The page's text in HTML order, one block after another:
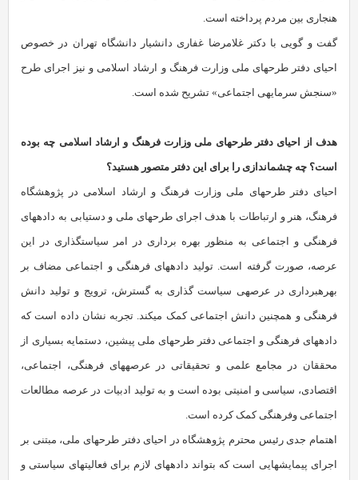
هنجاری بین مردم پرداخته است.
گفت و گویی با دکتر غلامرضا غفاری دانشیار دانشگاه تهران در خصوص
احیای دفتر طرح‏های ملی وزارت فرهنگ و ارشاد اسلامی و نیز اجرای طرح
«سنجش سرمایه‏ی‏ اجتماعی» تشریح شده است.
هدف از احیای دفتر طرح‏های ملی وزارت فرهنگ و ارشاد اسلامی چه بوده
است؟ چه چشم‏اندازی را برای این دفتر متصور هستید؟
احیای دفتر طرح‏های ملی وزارت فرهنگ و ارشاد اسلامی در پژوهشگاه
فرهنگ، هنر و ارتباطات با هدف اجرای طرح‏های ملی و دستیابی به داده‏های
فرهنگی و اجتماعی به منظور بهره برداری در امر سیاست‏گذاری در این
عرصه، صورت گرفته است. تولید داده‏های فرهنگی و اجتماعی مضاف بر
بهره‏برداری در عرصه‏ی سیاست گذاری به گسترش، ترویج و تولید دانش
فرهنگی و هم‏چنین دانش اجتماعی کمک می‏کند. تجربه نشان داده است که
داده‏های فرهنگی و اجتماعی دفتر طرح‏های ملی پیشین، دستمایه‏ بسیاری از
محققان در مجامع علمی و تحقیقاتی در عرصه‏های فرهنگی، اجتماعی،
اقتصادی، سیاسی و امنیتی بوده است و به تولید ادبیات در عرصه‏ مطالعات
اجتماعی وفرهنگی کمک کرده است.
اهتمام جدی رئیس محترم پژوهشگاه در احیای دفتر طرح‏های ملی، مبتنی بر
اجرای پیمایش‏هایی است که بتواند داده‏های لازم برای فعالیت‏های سیاستی و